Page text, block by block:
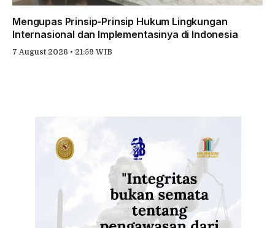
Mengupas Prinsip-Prinsip Hukum Lingkungan
Internasional dan Implementasinya di Indonesia
7 August 2026 • 21:59 WIB